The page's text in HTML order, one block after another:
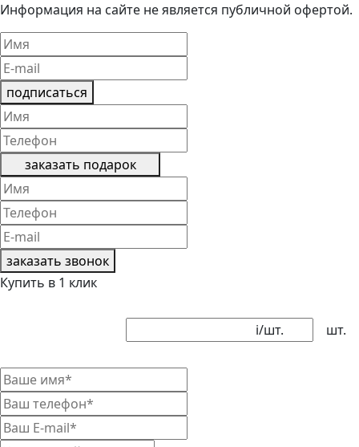
Информация на сайте не является публичной офертой.
подписаться
заказать подарок
заказать звонок
Купить в 1 клик
шт.
i/шт.